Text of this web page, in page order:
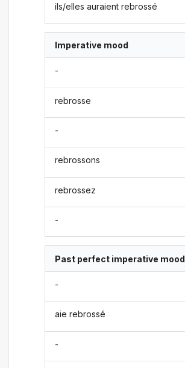
ils/elles auraient rebrossé
Imperative mood
-
rebrosse
-
rebrossons
rebrossez
-
Past perfect imperative mood
-
aie rebrossé
-